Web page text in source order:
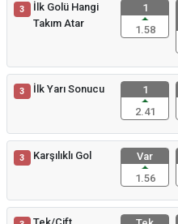
3
İlk Golü Hangi
Takım Atar
1
1.58
3 İlk Yarı Sonucu
1
2.41
3 Karşılıklı Gol
Var
1.56